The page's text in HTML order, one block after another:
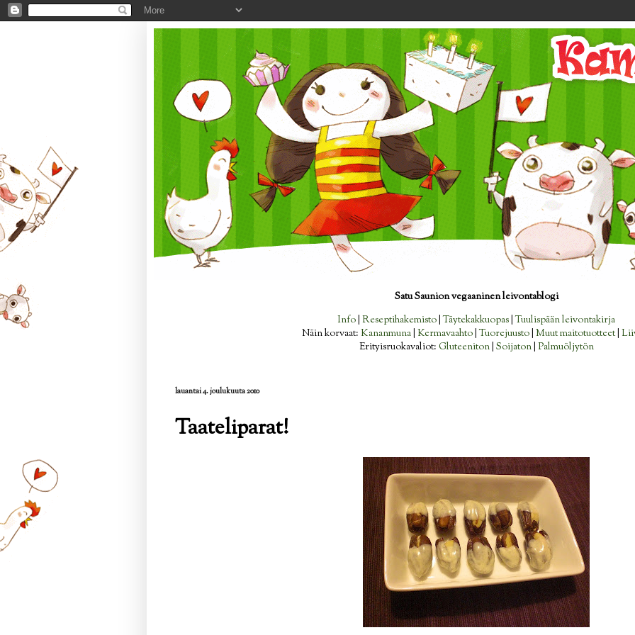
Satu Saunion vegaaninen leivontablogi
Info Reseptihakemisto |Täytekakkuopas |Tuulispään leivontakirja
Näin korvaat: Kananmuna Kermavaahto |Tuorejuusto Muut maitotuotteet|
Erityisruokavaliot: Gluteeniton| Soijaton| Palmuöljytön
lauantai 4. joulukuuta 2010
Taateliparat!